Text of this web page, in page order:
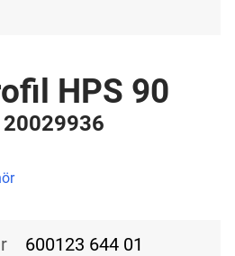
HPS 90
600123 644 01